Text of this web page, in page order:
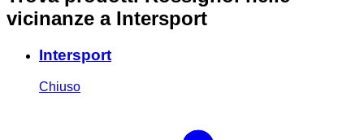
vicinanze a Intersport
Intersport
Chiuso